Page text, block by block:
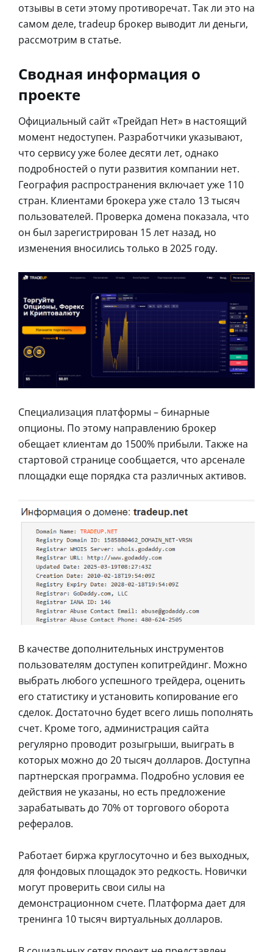
отзывы в сети этому противоречат. Так ли это на
самом деле, tradeup брокер выводит ли деньги,
рассмотрим в статье.
Сводная информация о
проекте
Официальный сайт «Трейдап Нет» в настоящий
момент недоступен. Разработчики указывают,
что сервису уже более десяти лет, однако
подробностей о пути развития компании нет.
География распространения включает уже 110
стран. Клиентами брокера уже стало 13 тысяч
пользователей. Проверка домена показала, что
он был зарегистрирован 15 лет назад, но
изменения вносились только в 2025 году.
Специализация платформы – бинарные
опционы. По этому направлению брокер
обещает клиентам до 1500% прибыли. Также на
стартовой странице сообщается, что арсенале
площадки еще порядка ста различных активов.
В качестве дополнительных инструментов
пользователям доступен копитрейдинг. Можно
выбрать любого успешного трейдера, оценить
его статистику и установить копирование его
сделок. Достаточно будет всего лишь пополнять
счет. Кроме того, администрация сайта
регулярно проводит розыгрыши, выиграть в
которых можно до 20 тысяч долларов. Доступна
партнерская программа. Подробно условия ее
действия не указаны, но есть предложение
зарабатывать до 70% от торгового оборота
рефералов.
Работает биржа круглосуточно и без выходных,
для фондовых площадок это редкость. Новички
могут проверить свои силы на
демонстрационном счете. Платформа дает для
тренинга 10 тысяч виртуальных долларов.